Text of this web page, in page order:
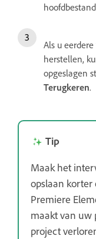
Als u
herstellen,
opgeslagen
Terugkeren.
Tip
Maak het
opslaan korter
Premiere
maakt van uw
project